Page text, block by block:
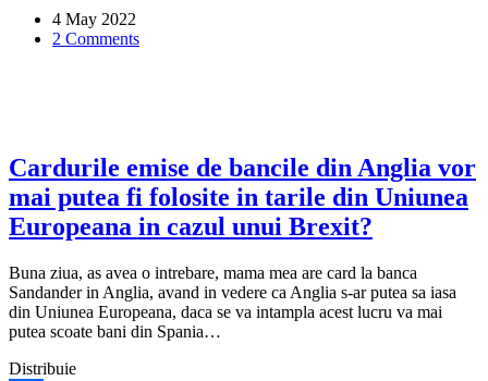
Romania?
4 May 2022
2 Comments
Cardurile emise de bancile din Anglia vor
mai putea fi folosite in tarile din Uniunea
Europeana in cazul unui Brexit?
Buna ziua, as avea o intrebare, mama mea are card la banca
Sandander in Anglia, avand in vedere ca Anglia s-ar putea sa iasa
din Uniunea Europeana, daca se va intampla acest lucru va mai
putea scoate bani din Spania…
Distribuie